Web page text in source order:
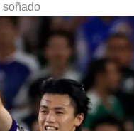
soñado